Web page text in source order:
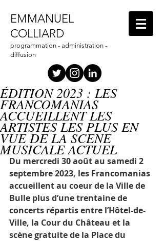
EMMANUEL
COLLIARD
programmation - administration -
diffusion
ÉDITION 2023 : LES
FRANCOMANIAS
ACCUEILLENT LES
ARTISTES LES PLUS EN
VUE DE LA SCENE
MUSICALE ACTUEL
Du mercredi 30 août au samedi 2
septembre 2023, les Francomanias
accueillent au coeur de la Ville de
Bulle plus d’une trentaine de
concerts répartis entre l’Hôtel-de-
Ville, la Cour du Château et la
scène gratuite de la Place du